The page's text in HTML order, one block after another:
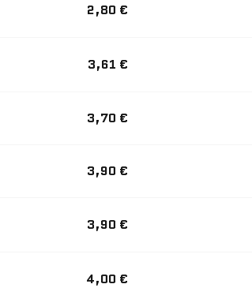
2,80 €
3,61 €
3,70 €
3,90 €
3,90 €
4,00 €